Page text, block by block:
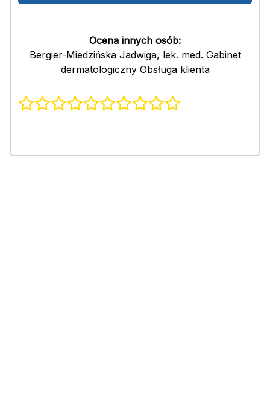
Ocena innych osób:
Bergier-Miedzińska Jadwiga, lek. med. Gabinet
dermatologiczny Obsługa klienta